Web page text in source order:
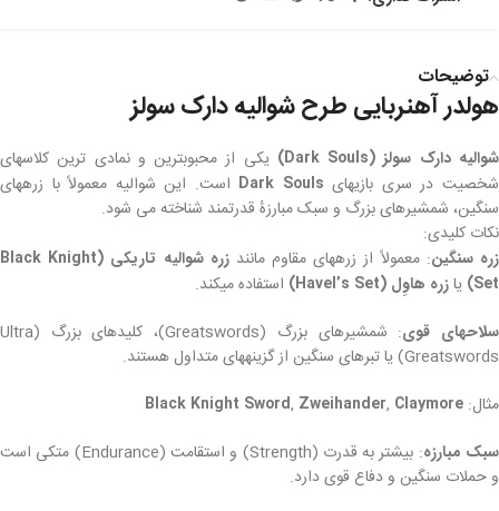
توضیحات
هولدر آهنربایی طرح شوالیه دارک سولز
شوالیه دارک سولز (Dark Souls)
یکی از محبوبترین و نمادی ترین کلاسهای
شخصیت در سری بازیهای Dark Souls است. این شوالیه معمولاً با زرههای
سنگین، شمشیرهای بزرگ و سبک مبارزهٔ قدرتمند شناخته می شود.
نکات کلیدی:
زره سنگین: معمولاً از زرههای مقاوم مانند
زره شوالیه تاریکی (Black Knight
Set) یازره هاوِل (Havel’s Set) استفاده میکند.
سلاحهای قوی
: شمشیرهای بزرگ (Greatswords)، کلیدهای بزرگ (Ultra
Greatswords) یا تبرهای سنگین از گزینههای متداول هستند.
مثال:
Black Knight Sword, Zweihander, Claymore
سبک مبارزه
: بیشتر به قدرت (Strength) و استقامت (Endurance) متکی است
و حملات سنگین و دفاع قوی دارد.